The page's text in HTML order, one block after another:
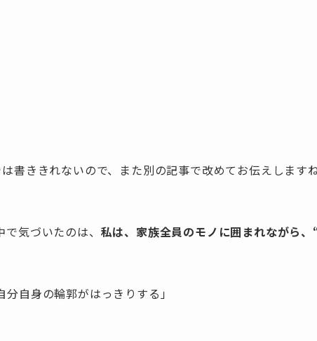
書ききれないので、また別の記事で改めてお伝えします
気づいたのは、 私は、家族全員のモノに囲まれながら
分自身の輪郭がはっきりする」